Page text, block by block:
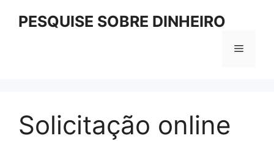
PESQUISE SOBRE DINHEIRO
Menu
Solicitação online